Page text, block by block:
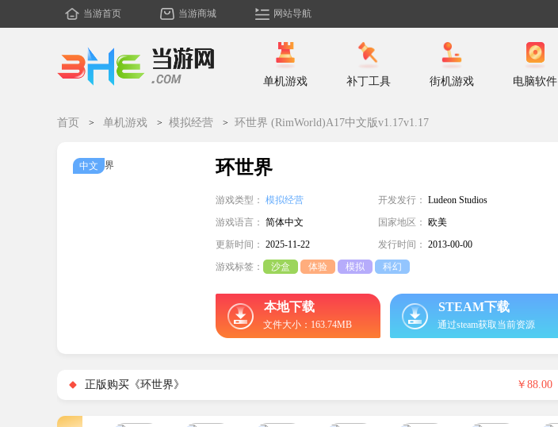
当游首页 当游商城 网站导航
单机游戏 补丁工具 街机游戏 电脑软件
首页 单机游戏 模拟经营 环世界 (RimWorld)A17中文版v1.17v1.17
中文 环世界
游戏类型： 模拟经营 开发发行： Ludeon Studios
游戏语言： 简体中文 国家地区：
欧美
更新时间： 2025-11-22 发行时间： 2013-00-00
游戏标签：
沙盒 体验 模拟 科幻
本地下载
文件大小：163.74MB
STEAM下载
通过steam获取当前资源
正版购买《环世界》 ￥88.00